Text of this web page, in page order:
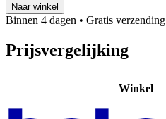
Naar winkel
Binnen 4 dagen • Gratis verzending
Prijsvergelijking
Winkel